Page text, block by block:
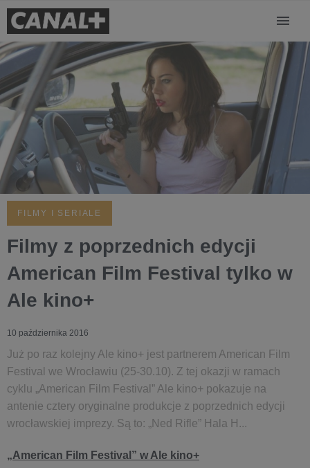
FILMY I SERIALE
Filmy z poprzednich edycji
American Film Festival tylko w
Ale kino+
10 października 2016
Już po raz kolejny Ale kino+ jest partnerem American Film
Festival we Wrocławiu (25-30.10). Z tej okazji w ramach
cyklu „American Film Festival” Ale kino+ pokazuje na
antenie cztery oryginalne produkcje z poprzednich edycji
wrocławskiej imprezy. Są to: „Ned Rifle” Hala H...
„American Film Festival” w Ale kino+